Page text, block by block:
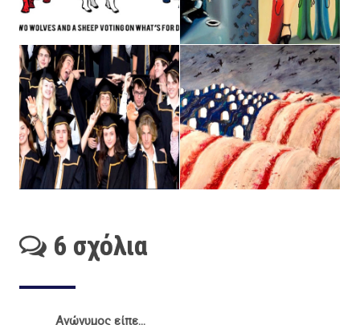
6 σχόλια
Ανώνυμος είπε...